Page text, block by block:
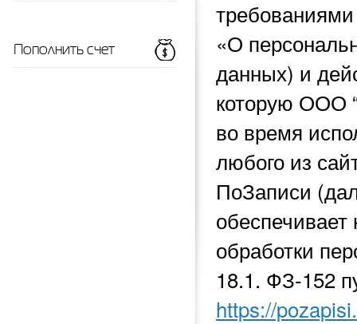
«О
данных) и
которую ООО
во время
любого из
ПоЗаписи
обработки
18.1. ФЗ-152
https://
Пополнить счет